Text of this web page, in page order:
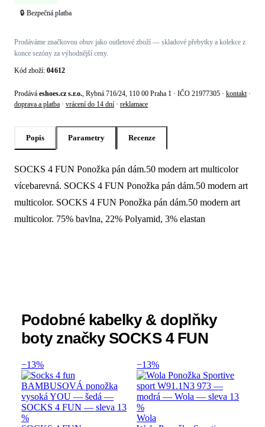
🔒 Bezpečná platba
Prodáváme značkovou obuv jako outletové zboží — skladové přebytky a kolekce z
konce sezóny za výhodnější ceny.
Kód zboží: 04612
Prodává eshoes.cz s.r.o. , Rybná 716/24, 110 00 Praha 1 · IČO 21977305 · kontakt ·
doprava a platba · vrácení do 14 dní · reklamace
Popis Parametry Recenze
Popis produktu Socks 4 fun Ponožka
SOCKS 4 FUN Ponožka pán dám.50 modern art multicolor
vícebarevná. SOCKS 4 FUN Ponožka pán dám.50 modern art
multicolor. SOCKS 4 FUN Ponožka pán dám.50 modern art
multicolor. 75% bavlna, 22% Polyamid, 3% elastan
Podobné kabelky & doplňky
boty značky SOCKS 4 FUN
−13% −13%
Wola